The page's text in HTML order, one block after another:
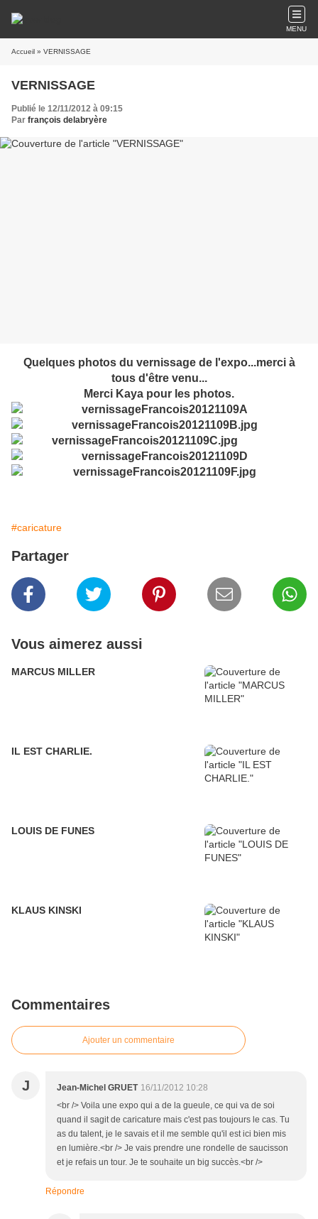
MENU
Accueil » VERNISSAGE
VERNISSAGE
Publié le 12/11/2012 à 09:15
Par françois delabryère
Quelques photos du vernissage de l'expo...merci à
tous d'être venu...
Merci Kaya pour les photos.
#caricature
Partager
Vous aimerez aussi
MARCUS MILLER
IL EST CHARLIE.
LOUIS DE FUNES
KLAUS KINSKI
Commentaires
Ajouter un commentaire
J Jean-Michel GRUET 16/11/2012 10:28
<br /> Voila une expo qui a de la gueule, ce qui va de soi
quand il sagit de caricature mais c'est pas toujours le cas. Tu
as du talent, je le savais et il me semble qu'il est ici bien mis
en lumière.<br /> Je vais prendre une rondelle de saucisson
et je refais un tour. Je te souhaite un big succès.<br />
Répondre